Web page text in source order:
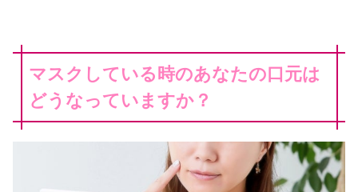
マスクしている時のあなたの口元は
どうなっていますか？